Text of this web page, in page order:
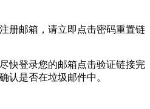
册邮箱，请立即点击密码重置链
快登录您的邮箱点击验证链接完
认是否在垃圾邮件中。